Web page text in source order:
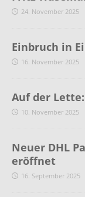
24. November 2025
Einbruch in
16. November 2025
Auf der
10. November 2025
Neuer DHL
eröffnet
16. September 2025